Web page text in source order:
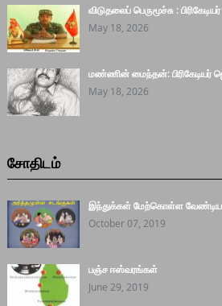
விடுதலைப் பெருமூச்சு :
May 18, 2026
மண்ணின் மைந்தன்:
May 18, 2026
சோதிடம்
இந்துக்கள் மேற்கொள்ள வேண்டிய
October 07, 2019
பஞ்ச ஈஸ்வரங்கள்
June 29, 2019